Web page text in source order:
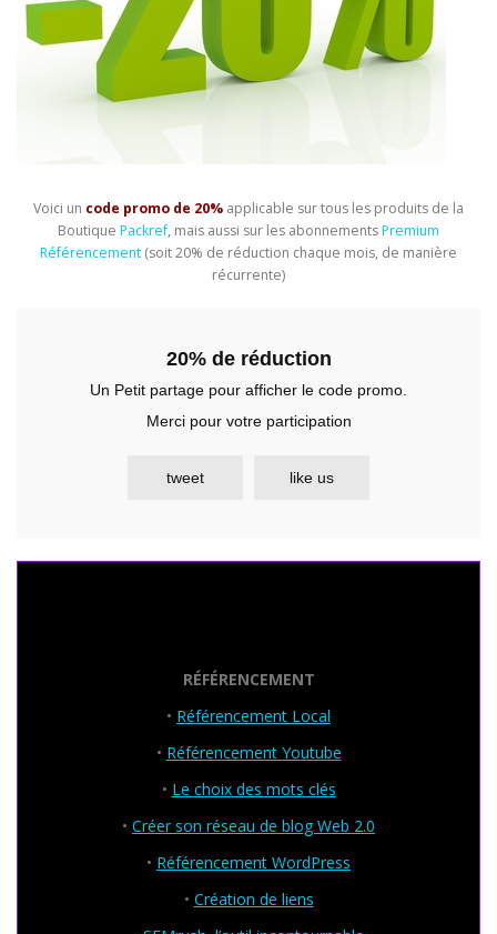
Voici un code promo de 20% applicable sur tous les produits de la
Boutique Packref, mais aussi sur les abonnementsPremium
Référencement (soit 20% de réduction chaque mois, de manière
récurrente)
20% de réduction
Un Petit partage pour afficher le code promo.
Merci pour votre participation
tweet like us
RÉFÉRENCEMENT
• Référencement Local
• Référencement Youtube
• Le choix des mots clés
• Créer son réseau de blog Web 2.0
• Référencement WordPress
• Création de liens